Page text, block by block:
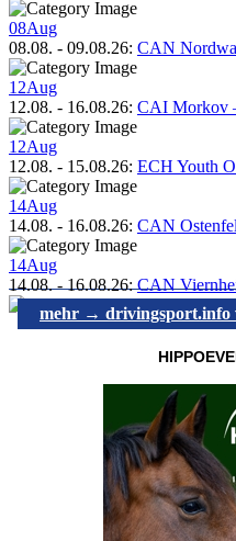
08Aug
08.08. - 09.08.26: CAN
12Aug
12.08. - 16.08.26: CAI Morkov
12Aug
12.08. - 15.08.26: ECH Youth
14Aug
14.08. - 16.08.26: CAN
14Aug
14.08.-16.08.26:CAN
mehr → drivingsport.info